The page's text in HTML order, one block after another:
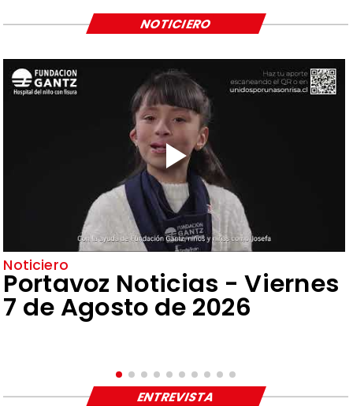
Noticiero
Portavoz Noticias - Viernes
7 de Agosto de 2026
NOTICIERO
ENTREVISTA